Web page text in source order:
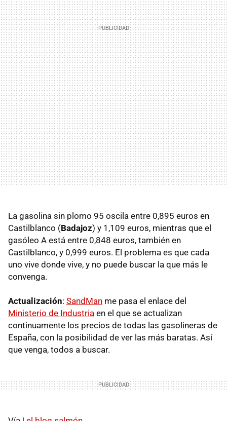
La gasolina sin plomo 95 oscila entre 0,895 euros en
Castilblanco (Badajoz) y 1,109 euros, mientras que el
gasóleo A está entre 0,848 euros, también en
Castilblanco, y 0,999 euros. El problema es que cada
uno vive donde vive, y no puede buscar la que más le
convenga.
Actualización: SandMan me pasa el enlace del
Ministerio de Industria en el que se actualizan
continuamente los precios de todas las gasolineras de
España, con la posibilidad de ver las más baratas. Así
que venga, todos a buscar.